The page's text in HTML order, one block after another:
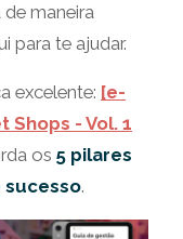
maneira
para te ajudar.
excelente: [e-
Shops - Vol. 1
os 5 pilares
sucesso.